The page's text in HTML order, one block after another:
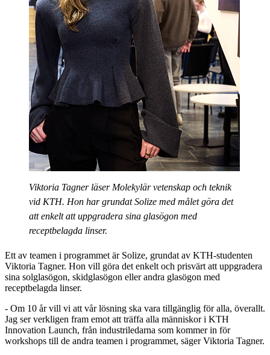
Viktoria Tagner läser Molekylär vetenskap och teknik
vid KTH. Hon har grundat Solize med målet göra det
att enkelt att uppgradera sina glasögon med
receptbelagda linser.
Ett av teamen i programmet är Solize, grundat av KTH-studenten
Viktoria Tagner. Hon vill göra det enkelt och prisvärt att uppgradera
sina solglasögon, skidglasögon eller andra glasögon med
receptbelagda linser.
- Om 10 år vill vi att vår lösning ska vara tillgänglig för alla, överallt.
Jag ser verkligen fram emot att träffa alla människor i KTH
Innovation Launch, från industriledarna som kommer in för
workshops till de andra teamen i programmet, säger Viktoria Tagner.